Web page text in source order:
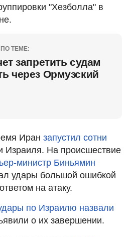
"Хезболла" в
ТЕМЕ:
запретить судам
через Ормузский
Иран запустил сотни
Израиля. На происшествие
министр Биньямин
удары большой ошибкой
на атаку.
по Израилю назвали
о их завершении.